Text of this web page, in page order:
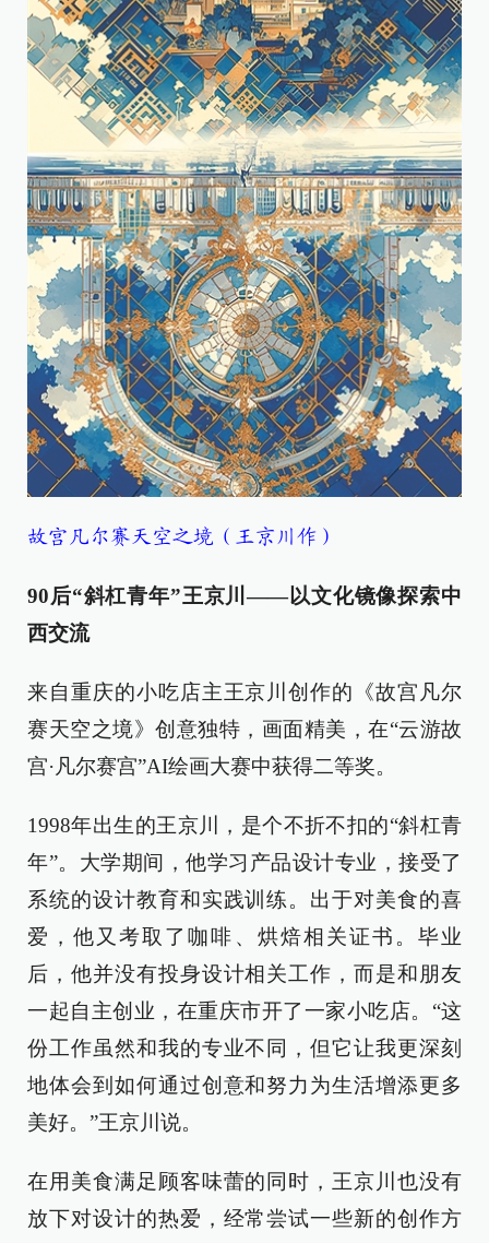
故宫凡尔赛天空之境（王京川作）
90后“斜杠青年”王京川——以文化镜像探索中
西交流
来自重庆的小吃店主王京川创作的《故宫凡尔
赛天空之境》创意独特，画面精美，在“云游故
宫·凡尔赛宫”AI绘画大赛中获得二等奖。
1998年出生的王京川，是个不折不扣的“斜杠青
年”。大学期间，他学习产品设计专业，接受了
系统的设计教育和实践训练。出于对美食的喜
爱，他又考取了咖啡、烘焙相关证书。毕业
后，他并没有投身设计相关工作，而是和朋友
一起自主创业，在重庆市开了一家小吃店。“这
份工作虽然和我的专业不同，但它让我更深刻
地体会到如何通过创意和努力为生活增添更多
美好。”王京川说。
在用美食满足顾客味蕾的同时，王京川也没有
放下对设计的热爱，经常尝试一些新的创作方